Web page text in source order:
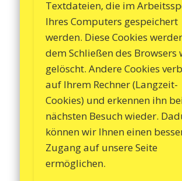
Textdateien, die im
Ihres Computers gespeichert
werden. Diese Cookies
dem Schließen des Browsers
gelöscht. Andere Cookies
auf Ihrem Rechner (Langzeit-
Cookies) und erkennen ihn
nächsten Besuch wieder.
können wir Ihnen einen
Zugang auf unsere Seite
ermöglichen.